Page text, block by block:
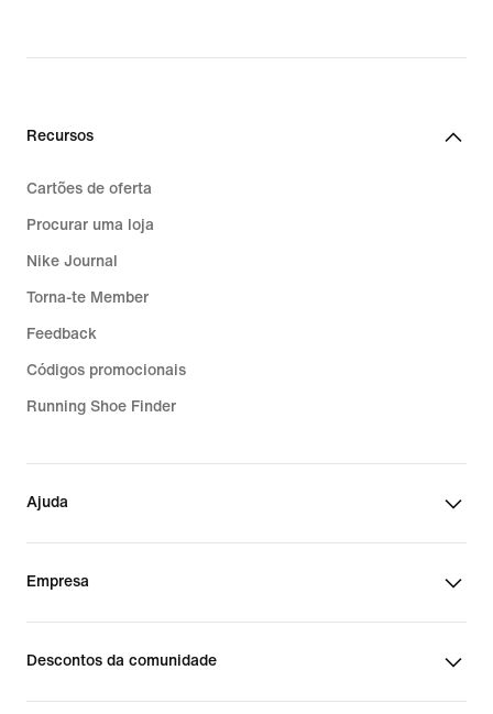
Recursos
Cartões de oferta
Procurar uma loja
Nike Journal
Torna-te Member
Feedback
Códigos promocionais
Running Shoe Finder
Ajuda
Empresa
Descontos da comunidade